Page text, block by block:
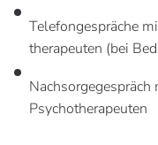
Telefongespräche
therapeuten (bei
Psychotherapeuten